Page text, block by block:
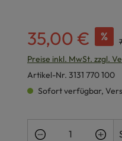
35,00 € %
Preise inkl. MwSt. zzgl.
Artikel-Nr. 3131 770 100
Sofort verfügbar,
Produkt